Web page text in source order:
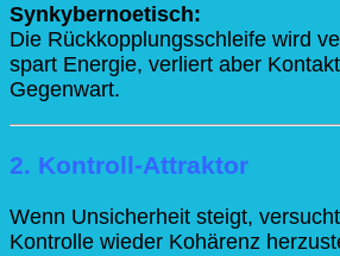
Synkybernoetisch:
Die Rückkopplungsschleife wird
spart Energie, verliert aber
Gegenwart.
2. Kontroll-Attraktor
Wenn Unsicherheit steigt,
Kontrolle wieder Kohärenz